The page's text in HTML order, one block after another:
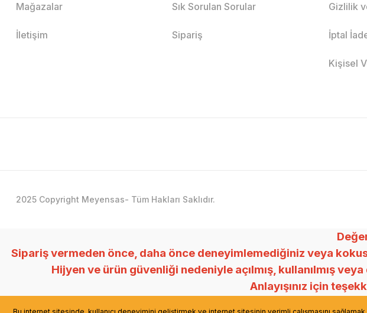
Mağazalar
İletişim
Sık Sorulan Sorular
Sipariş
Gizlilik
İptal
Kişisel
2025 Copyright Meyensas- Tüm Hakları Saklıdır.
Sipariş vermeden önce, daha önce deneyimlemediğiniz veya
Hijyen ve ürün güvenliği nedeniyle açılmış, kullanılmış
Anlayışınız için